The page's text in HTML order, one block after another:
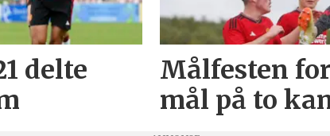
delte
Målfesten
mål på to